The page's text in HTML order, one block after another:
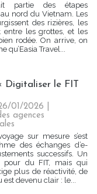
partie des étapes
nord du Vietnam. Les
des rizières, les
entre les grottes, et les
rodée. On arrive, on
qu’Easia Travel...
Digitaliser le FIT
01/2026
agences
sur mesure s’est
des échanges d’e-
successifs. Un
pour du FIT, mais qui
plus de réactivité, de
est devenu clair : le...